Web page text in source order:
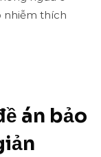
nhiễm thích
án bảo